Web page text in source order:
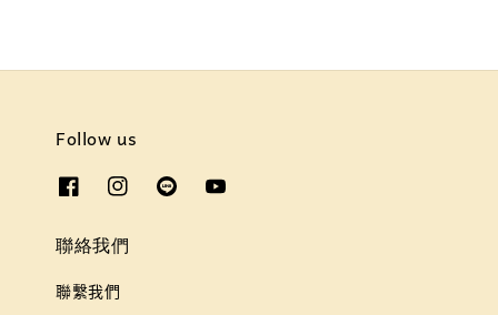
Follow us
聯絡我們
聯繫我們